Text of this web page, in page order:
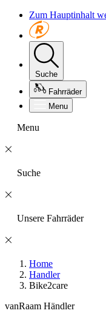
Zum Hauptinhalt
Suche
Fahrräder
Menu
Menu
Suche
Unsere Fahrräder
Home
Handler
Bike2care
vanRaam Händler